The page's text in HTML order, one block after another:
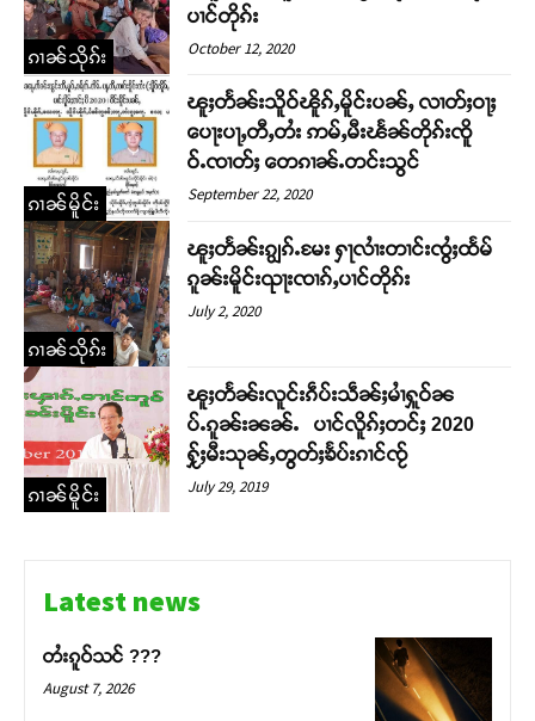
Support SHAN
တႃႇႁႂ်ႈသဵင်ၵၢင်ၸႂ်ၵူၼ်းမိူင်း ၵူႈတီႈၵူႈလႅၼ်ပေႃးတေၸွ
တ်ႇ တူဝ်ႈလုမ်ႈၾႃႉၼၼ်ႉ ၶဝ်ႈႁူမ်ႈၵမ်ႉထႅမ် ၸုမ်းၶၢ
ဝ်ႇၽူႈတွႆႇႁွၵ်ႈ လႆႈယူႇၶႃႈဢေႃႈ။
Donate Now
ၵၢၼ်သိုၵ်း
ပၢင်တိုၵ်း
October 12, 2020
ၵၢၼ်မိူင်း
ၽူႈတႅၼ်းသိူဝ်ၽိူၵ်ႇမိူင်းပၼ်ႇ လၢတ်ႈဝႃႈ
ပေႃးပႃႇတီႇတႆး ဢမ်ႇမီးၽႅၼ်တိုၵ်းၸိူ
ဝ်ႉၸၢတ်ႈ တေၵၢၼ်ႉတင်းသွင်
September 22, 2020
ၵၢၼ်သိုၵ်း
ၽူႈတႅၼ်းၵျွၵ်ႉမႄး ႁႃလၢႆးတၢင်းၸွႆႈထႅမ်
ၵူၼ်းမိူင်းၺႃးၸၢၵ်ႇပၢင်တိုၵ်း
July 2, 2020
ၵၢၼ်မိူင်း
ၽူႈတႅၼ်းလူင်းၵဵပ်းသဵၼ်ႈမၢႆႁူဝ်ၼ
ပ်ႉၵူၼ်းၼၼ်ႉ ပၢင်လိူၵ်ႈတင်ႈ 2020
ႁႂ်ႈမီးသုၼ်ႇတွတ်ႈၶႅပ်းၵၢင်ၸႂ်
July 29, 2019
Latest news
တႆးၵူဝ်သင် ???
August 7, 2026